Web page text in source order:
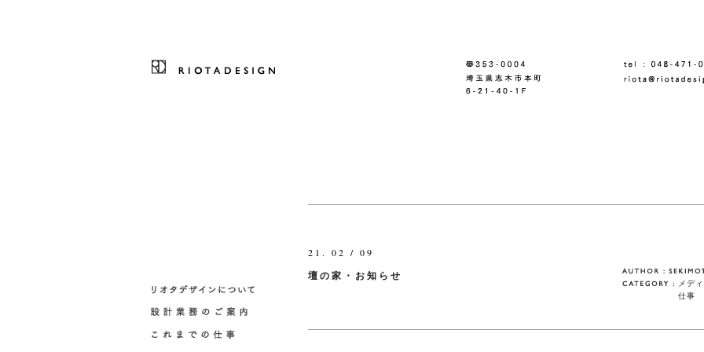
21. 02 / 09
壇の家・お知らせ
メデ
仕事